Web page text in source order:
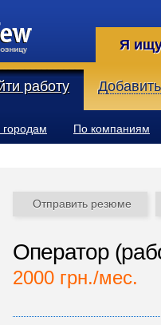
Я
работу
городам По компаниям
Отправить резюме
Оператор
2000 грн./мес.